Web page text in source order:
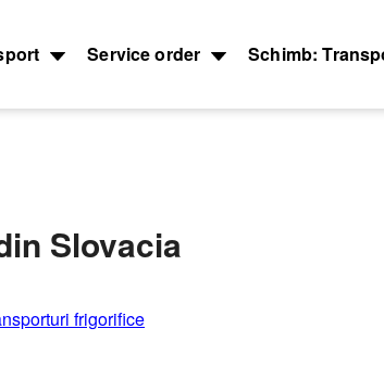
перевозок
Международные ж.д
грузоперевозки
Направления Ж.Д. перевозок
Service order Schimb:
Slovacia
frigorifice